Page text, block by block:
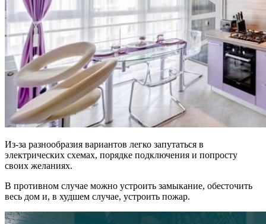
Из-за разнообразия вариантов легко запутаться в
электрических схемах, порядке подключения и попросту
своих желаниях.
В противном случае можно устроить замыкание, обесточить
весь дом и, в худшем случае, устроить пожар.